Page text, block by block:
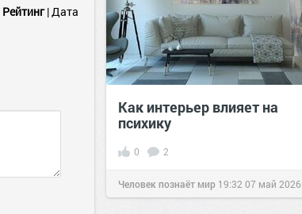
Рейтинг|Дата
Как интерьер влияет на
психику
0 2
Человек познаёт мир 19:32 07 май 2026